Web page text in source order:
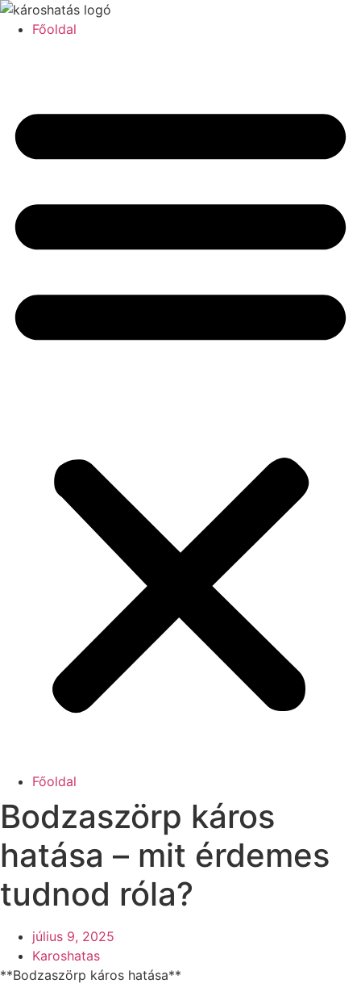
Főoldal
Főoldal
Bodzaszörp káros
hatása – mit érdemes
tudnod róla?
július 9, 2025
Karoshatas
**Bodzaszörp káros hatása**